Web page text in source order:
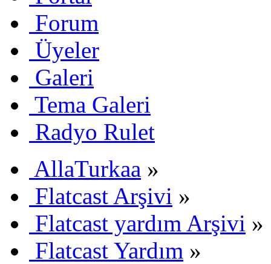
Forum
Üyeler
Galeri
Tema Galeri
Radyo Rulet
AllaTurkaa »
Flatcast Arşivi »
Flatcast yardım Arşivi »
Flatcast Yardım »